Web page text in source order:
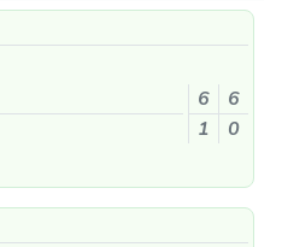
6
6
1
0